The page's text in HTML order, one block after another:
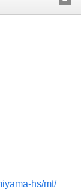
hs/mt/